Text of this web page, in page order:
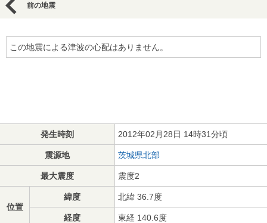
前の地震
この地震による津波の心配はありません。
発生時刻 2012年02月28日 14時31分頃
震源地 茨城県北部
最大震度 震度2
位置
緯度 北緯 36.7度
経度 東経 140.6度